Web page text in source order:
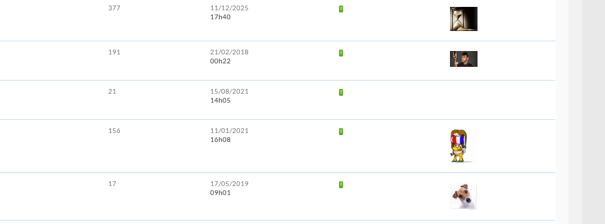
377
11/12/2025
17h40
191
21/02/2018
00h22
21
15/08/2021
14h05
156
11/01/2021
16h08
17
17/05/2019
09h01